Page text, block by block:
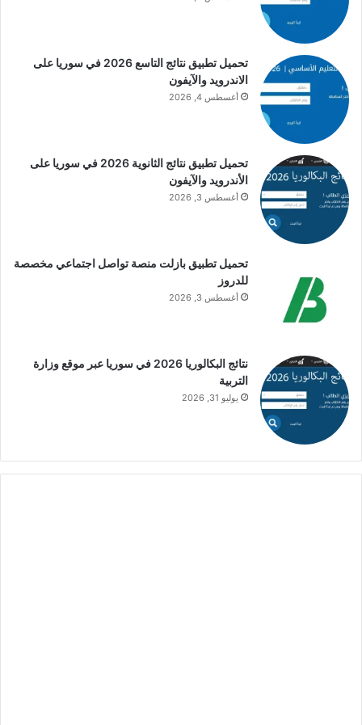
تحميل تطبيق نتائج التاسع 2026 في سوريا على
الاندرويد والآيفون
أغسطس 4, 2026
تحميل تطبيق نتائج الثانوية 2026 في سوريا على
الأندرويد والآيفون
أغسطس 3, 2026
تحميل تطبيق بازلت منصة تواصل اجتماعي مخصصة
للدروز
أغسطس 3, 2026
نتائج البكالوريا 2026 في سوريا عبر موقع وزارة
التربية
يوليو 31, 2026